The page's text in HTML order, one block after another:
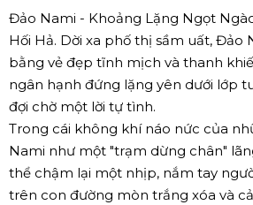
Đảo Nami - Khoảng Lặng Ngọt
Hối Hả. Dời xa phố thị sầm uất, Đảo
bằng vẻ đẹp tĩnh mịch và thanh
ngân hạnh đứng lặng yên dưới lớp
đợi chờ một lời tự tình.
Trong cái không khí náo nức của
Nami như một "trạm dừng chân"
thể chậm lại một nhịp, nắm tay
trên con đường mòn trắng xóa và